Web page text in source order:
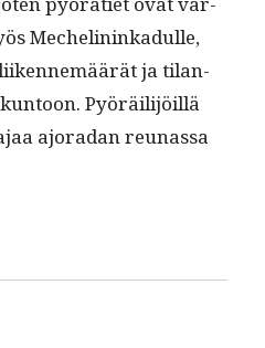
Meche­lininkadulle,
ja tilan­
Pyöräil­i­jöil­lä
ajo­radan reunas­sa